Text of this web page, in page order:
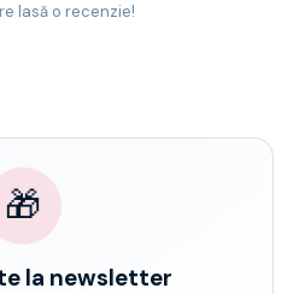
lasă o recenzie!
🎁
la newsletter